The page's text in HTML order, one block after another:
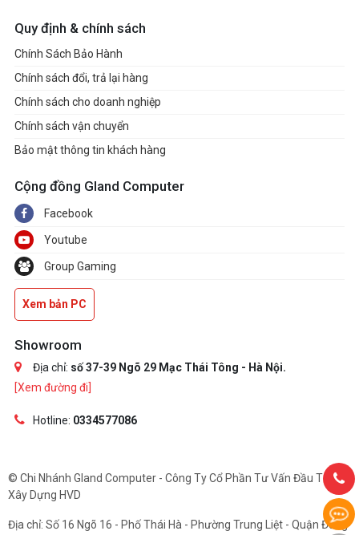
Quy định & chính sách
Chính Sách Bảo Hành
Chính sách đổi, trả lại hàng
Chính sách cho doanh nghiệp
Chính sách vận chuyển
Bảo mật thông tin khách hàng
Cộng đồng Gland Computer
Facebook
Youtube
Group Gaming
Xem bản PC
Showroom
Địa chỉ: số 37-39 Ngõ 29 Mạc Thái Tông - Hà Nội.
[Xem đường đi]
Hotline: 0334577086
© Chi Nhánh Gland Computer - Công Ty Cổ Phần Tư Vấn Đầu Tư Và
Xây Dựng HVD
Địa chỉ: Số 16 Ngõ 16 - Phố Thái Hà - Phường Trung Liệt - Quận Đống